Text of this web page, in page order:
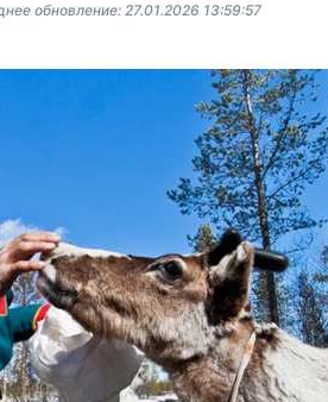
обновление: 27.01.2026 13:59:57